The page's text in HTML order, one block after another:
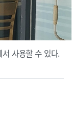
사용할 수 있다.